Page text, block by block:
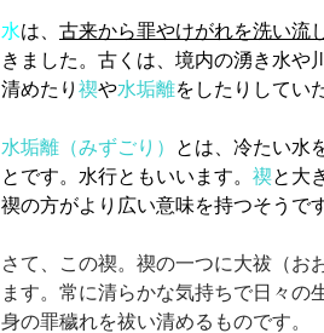
水は 古来から罪やけがれを洗い流
きました。古くは、境内の湧き水や
清めたり 禊や水垢離を したりしてい
水垢離（みずごり）
とは、冷たい水
とです。水行ともいいます。 禊と大
禊の方がより広い意味を持つそうです
さて、この禊。禊の一つに大祓（お
ます。常に清らかな気持ちで日々の
身の罪穢れを祓い清めるものです。